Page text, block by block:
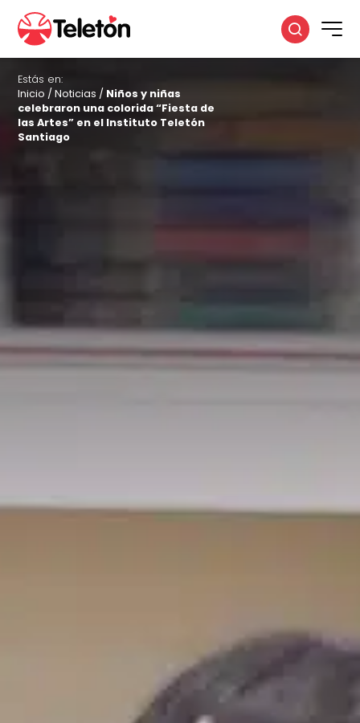
Estás en:
Inicio /Noticias / Niños y niñas
celebraron una colorida “Fiesta de
las Artes” en el Instituto Teletón
Santiago